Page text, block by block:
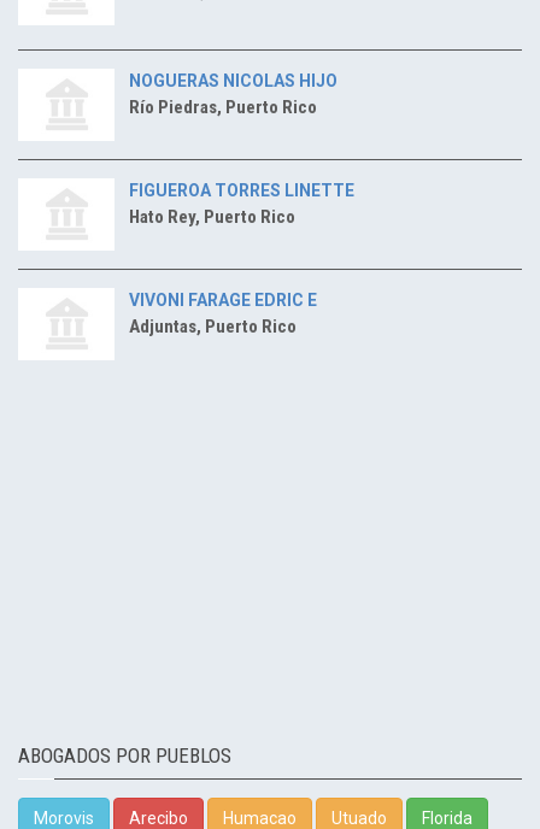
NOGUERAS NICOLAS HIJO
Río Piedras, Puerto Rico
FIGUEROA TORRES LINETTE
Hato Rey, Puerto Rico
VIVONI FARAGE EDRIC E
Adjuntas, Puerto Rico
ABOGADOS POR PUEBLOS
Morovis Arecibo Humacao Utuado Florida